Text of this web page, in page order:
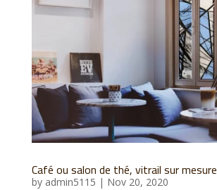
Café ou salon de thé, vitrail sur mesure
by admin5115 | Nov 20, 2020